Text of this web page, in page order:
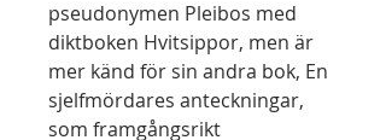
pseudonymen Pleibos med
diktboken Hvitsippor, men är
mer känd för sin andra bok, En
sjelfmördares anteckningar,
som framgångsrikt